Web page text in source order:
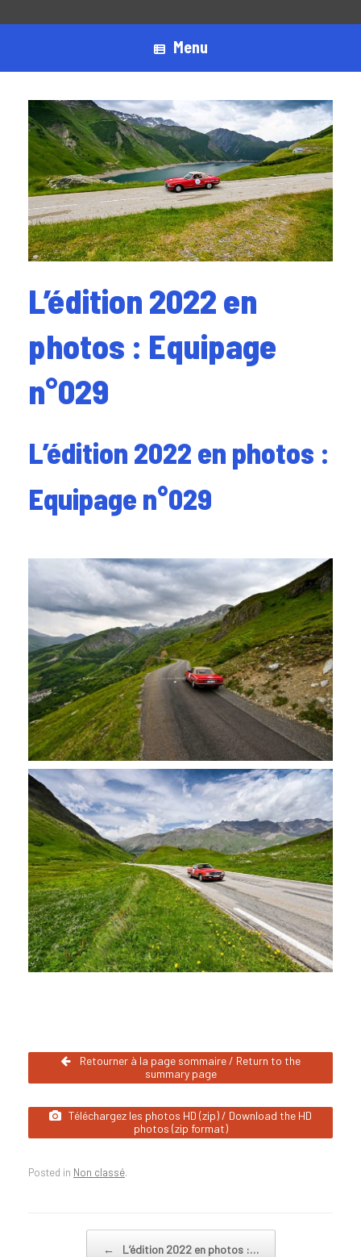
Menu
L’édition 2022 en
photos : Equipage
n°029
L’édition 2022 en photos :
Equipage n°029
Retourner à la page sommaire / Return to the
summary page
Téléchargez les photos HD (zip) / Download the HD
photos (zip format)
Posted in Non classé.
← L’édition 2022 en photos :…